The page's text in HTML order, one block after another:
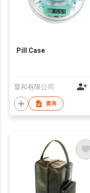
Pill Case
显和有限公司
查询